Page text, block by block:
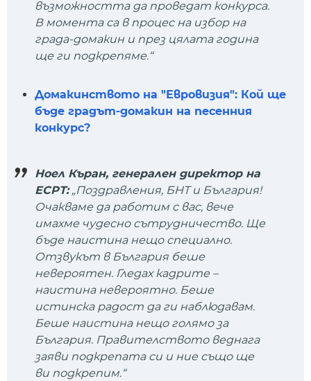
възможността да проведат конкурса.
В момента са в процес на избор на
града-домакин и през цялата година
ще ги подкрепяме.“
Домакинството на "Евровизия": Кой ще
бъде градът-домакин на песенния
конкурс?
Ноел Къран, генерален директор на
ЕСРТ:„Поздравления, БНТ и България!
Очакваме да работим с вас, вече
имахме чудесно сътрудничество. Ще
бъде наистина нещо специално.
Отзвукът в България беше
невероятен. Гледах кадрите –
наистина невероятно. Беше
истинска радост да ги наблюдавам.
Беше наистина нещо голямо за
България. Правителството веднага
заяви подкрепата си и ние също ще
ви подкрепим.“